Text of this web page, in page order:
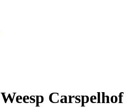
Weesp Carspelhof